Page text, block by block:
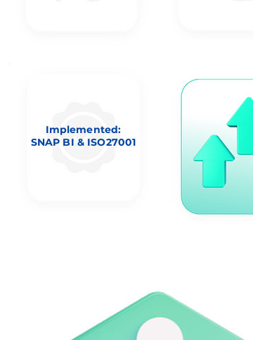
Implemented:
SNAP BI & ISO27001